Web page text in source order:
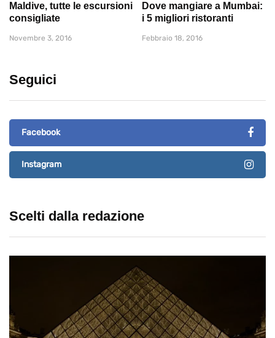
Maldive, tutte le escursioni
consigliate
Novembre 3, 2016
Dove mangiare a Mumbai:
i 5 migliori ristoranti
Febbraio 18, 2016
Seguici
Facebook
Instagram
Scelti dalla redazione